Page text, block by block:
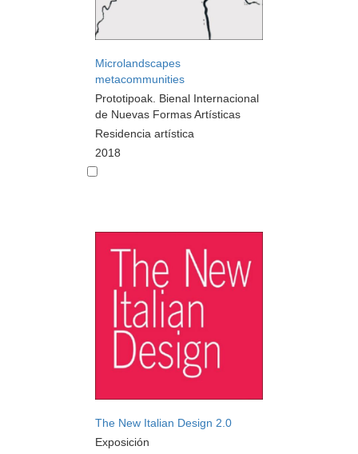
Microlandscapes
metacommunities
Prototipoak. Bienal Internacional
de Nuevas Formas Artísticas
Residencia artística
2018
The New Italian Design 2.0
Exposición